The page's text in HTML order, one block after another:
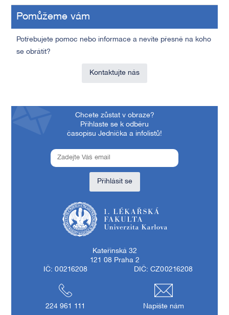
Pomůžeme vám
Potřebujete pomoc nebo informace a nevíte přesně na koho
se obrátit?
Kontaktujte nás
Chcete zůstat v obraze?
Přihlaste se k odběru
časopisu Jednička a infolistů!
Přihlásit se
Kateřinská 32
121 08 Praha 2
IČ: 00216208
DIČ: CZ00216208
224 961 111 Napište nám